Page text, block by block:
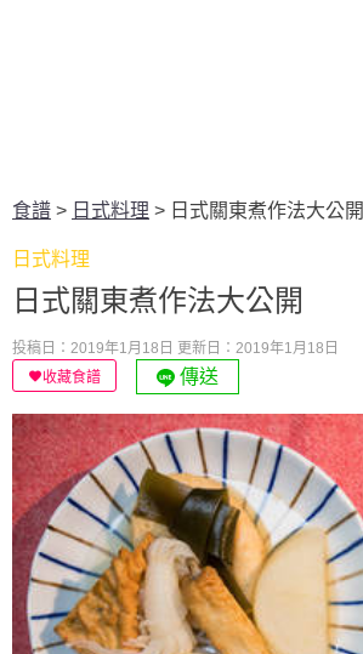
食譜 > 日式料理 > 日式關東煮作法大公開
日式料理
日式關東煮作法大公開
投稿日：2019年1月18日 更新日：2019年1月18日
收藏食譜
傳送